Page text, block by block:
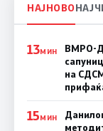
НАЈНОВО
13МИН
ВМРО-
на
15МИН